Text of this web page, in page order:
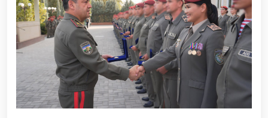
xizmat itlari ko‘rgazmasi tashkil etildi. // “Dog
biatloni” bellashuvining 6-respublika idoralararo
musobaqasi g'oliblari aniqlandi. // O‘zbekistonning
harbiy salohiyatini mustahkamlash: islohotlar va
ustuvor vazifalar.// Milliy gvardiya qo‘mondoni
Jamoat xavfsizligi universiteti bitiruvchi kursantlari
bilan uchrashdi.// 9-may — Xotira va qadrlash kuni
munosabati bilan Milliy gvardiya qoʻmondonligi
tomonidan poytaxtimizda istiqomat qiluvchi Ikkinchi